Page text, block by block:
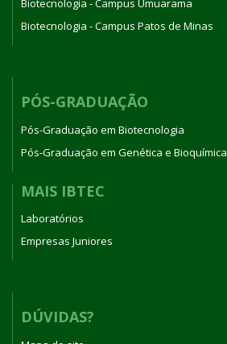
Biotecnologia - Campus Umuarama
Biotecnologia - Campus Patos de Minas
PÓS-GRADUAÇÃO
Pós-Graduação em Biotecnologia
Pós-Graduação em Genética e Bioquímica
MAIS IBTEC
Laboratórios
Empresas Juniores
DÚVIDAS?